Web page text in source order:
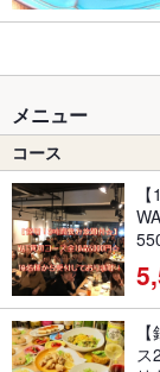
メニュー
コース
ス